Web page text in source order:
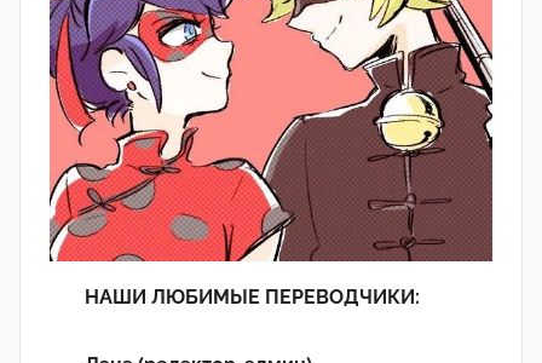
НАШИ ЛЮБИМЫЕ ПЕРЕВОДЧИКИ: